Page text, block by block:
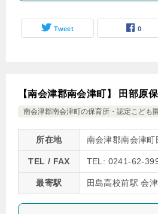
Tweet 0
【南会津郡南会津町】 田部原
南会津郡南会津町の保育所・認定こども
所在地 南会津郡南会津町
TEL / FAX TEL: 0241-62-
最寄駅 田島高校前駅 会